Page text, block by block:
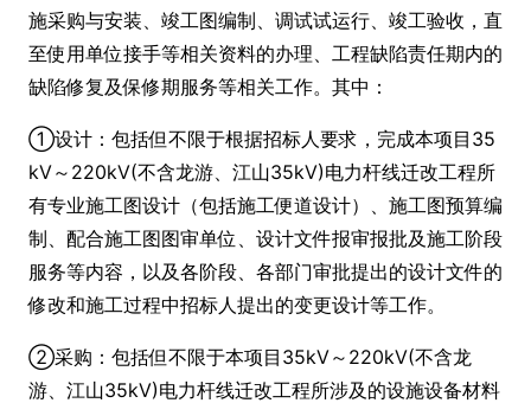
施采购与安装、竣工图编制、调试试运行、竣工验收，直
至使用单位接手等相关资料的办理、工程缺陷责任期内的
缺陷修复及保修期服务等相关工作。其中：
①设计：包括但不限于根据招标人要求，完成本项目35
kV～220kV(不含龙游、江山35kV)电力杆线迁改工程所
有专业施工图设计（包括施工便道设计）、施工图预算编
制、配合施工图图审单位、设计文件报审报批及施工阶段
服务等内容，以及各阶段、各部门审批提出的设计文件的
修改和施工过程中招标人提出的变更设计等工作。
②采购：包括但不限于本项目35kV～220kV(不含龙
游、江山35kV)电力杆线迁改工程所涉及的设施设备材料